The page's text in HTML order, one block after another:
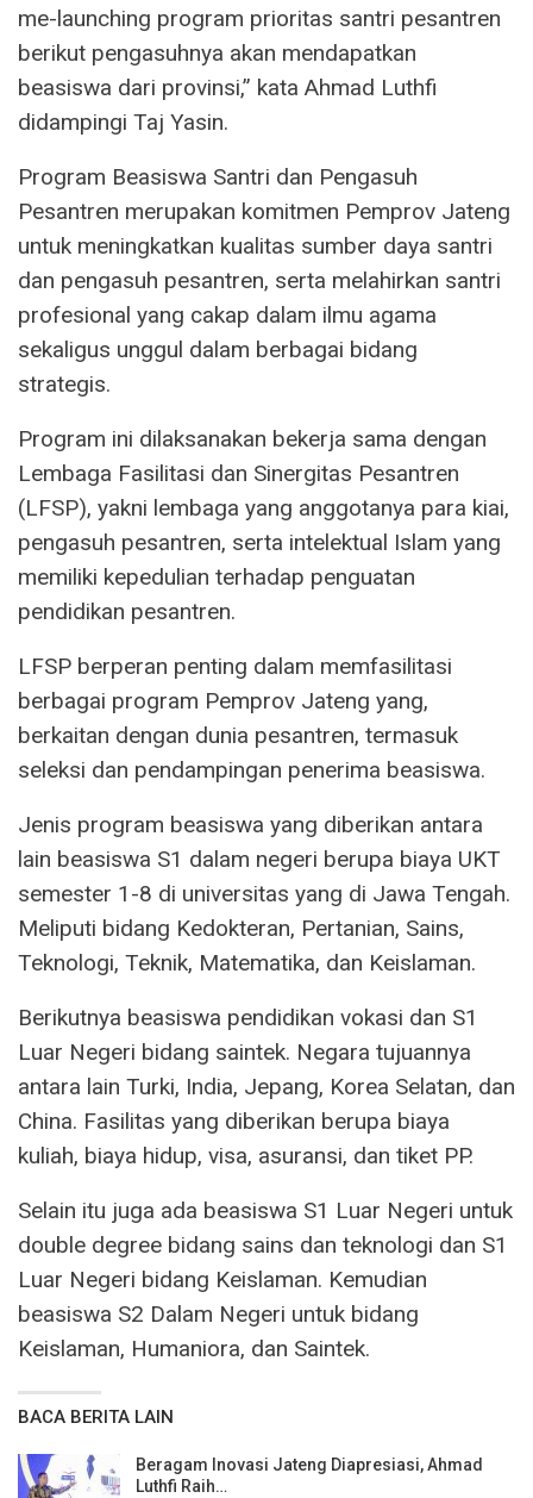
me-launching program prioritas santri pesantren
berikut pengasuhnya akan mendapatkan
beasiswa dari provinsi,” kata Ahmad Luthfi
didampingi Taj Yasin.
Program Beasiswa Santri dan Pengasuh
Pesantren merupakan komitmen Pemprov Jateng
untuk meningkatkan kualitas sumber daya santri
dan pengasuh pesantren, serta melahirkan santri
profesional yang cakap dalam ilmu agama
sekaligus unggul dalam berbagai bidang
strategis.
Program ini dilaksanakan bekerja sama dengan
Lembaga Fasilitasi dan Sinergitas Pesantren
(LFSP), yakni lembaga yang anggotanya para kiai,
pengasuh pesantren, serta intelektual Islam yang
memiliki kepedulian terhadap penguatan
pendidikan pesantren.
LFSP berperan penting dalam memfasilitasi
berbagai program Pemprov Jateng yang,
berkaitan dengan dunia pesantren, termasuk
seleksi dan pendampingan penerima beasiswa.
Jenis program beasiswa yang diberikan antara
lain beasiswa S1 dalam negeri berupa biaya UKT
semester 1-8 di universitas yang di Jawa Tengah.
Meliputi bidang Kedokteran, Pertanian, Sains,
Teknologi, Teknik, Matematika, dan Keislaman.
Berikutnya beasiswa pendidikan vokasi dan S1
Luar Negeri bidang saintek. Negara tujuannya
antara lain Turki, India, Jepang, Korea Selatan, dan
China. Fasilitas yang diberikan berupa biaya
kuliah, biaya hidup, visa, asuransi, dan tiket PP.
Selain itu juga ada beasiswa S1 Luar Negeri untuk
double degree bidang sains dan teknologi dan S1
Luar Negeri bidang Keislaman. Kemudian
beasiswa S2 Dalam Negeri untuk bidang
Keislaman, Humaniora, dan Saintek.
BACA BERITA LAIN
Beragam Inovasi Jateng Diapresiasi, Ahmad
Luthfi Raih…